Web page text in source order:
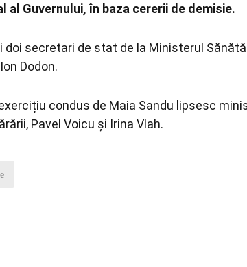
Guvernului, în baza cererii de demisie.
doi secretari de stat de la Ministerul
Dodon.
condus de Maia Sandu lipsesc
Pavel Voicu și Irina Vlah.